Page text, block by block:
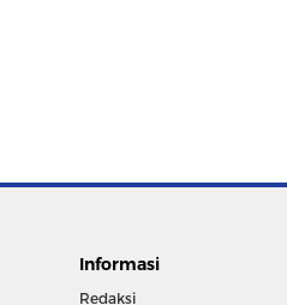
Informasi
Redaksi